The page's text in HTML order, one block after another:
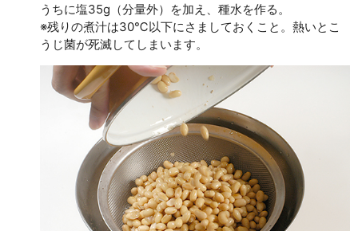
うちに塩35g（分量外）を加え、種水を作る。
※残りの煮汁は30℃以下にさましておくこと。熱いとこ
うじ菌が死滅してしまいます。